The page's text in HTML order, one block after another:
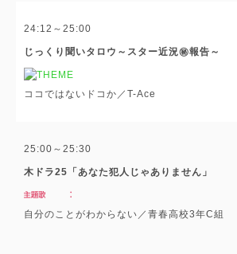
24:12～25:00
じっくり聞いタロウ～スター近況㊙報告～
ココではないドコか／T-Ace
25:00～25:30
木ドラ25「あなた犯人じゃありません」
自分のことがわからない／青春高校3年C組